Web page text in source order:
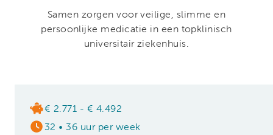
Samen zorgen voor veilige, slimme en
persoonlijke medicatie in een topklinisch
universitair ziekenhuis.
€ 2.771 - € 4.492
32 • 36 uur per week